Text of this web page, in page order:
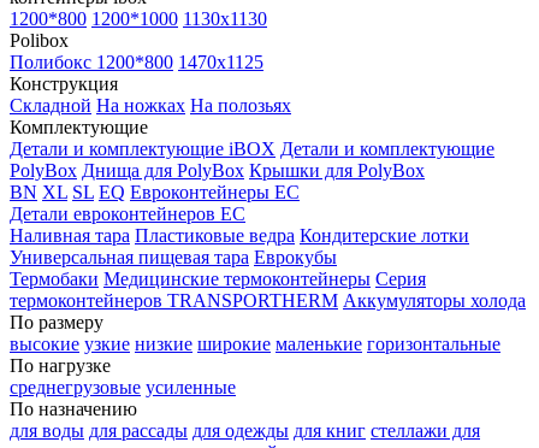
1200*800 1200*1000 1130x1130
Polibox
Полибокс 1200*800 1470х1125
Конструкция
Складной На ножках На полозьях
Комплектующие
Детали и комплектующие iBOX Детали и комплектующие
PolyBox Днища для PolyBox Крышки для PolyBox
BN XL SL EQ Евроконтейнеры EC
Детали евроконтейнеров EC
Наливная тара Пластиковые ведра Кондитерские лотки
Универсальная пищевая тара Еврокубы
Термобаки Медицинские термоконтейнеры Серия
термоконтейнеров TRANSPORTHERM Аккумуляторы холода
По размеру
высокие узкие низкие широкие маленькие горизонтальные
По нагрузке
среднегрузовые усиленные
По назначению
для воды для рассады для одежды для книг стеллажи для